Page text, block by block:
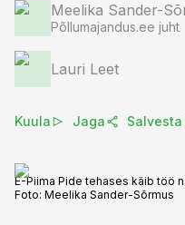
Meelika Sander-
Põllumajandus.ee juht
Lauri Leet
Kuula Jaga Salvesta
E-Piima Pide tehases käib töö
Foto: Meelika Sander-Sõrmus